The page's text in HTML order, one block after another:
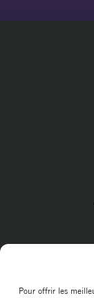
Pour offrir les E-